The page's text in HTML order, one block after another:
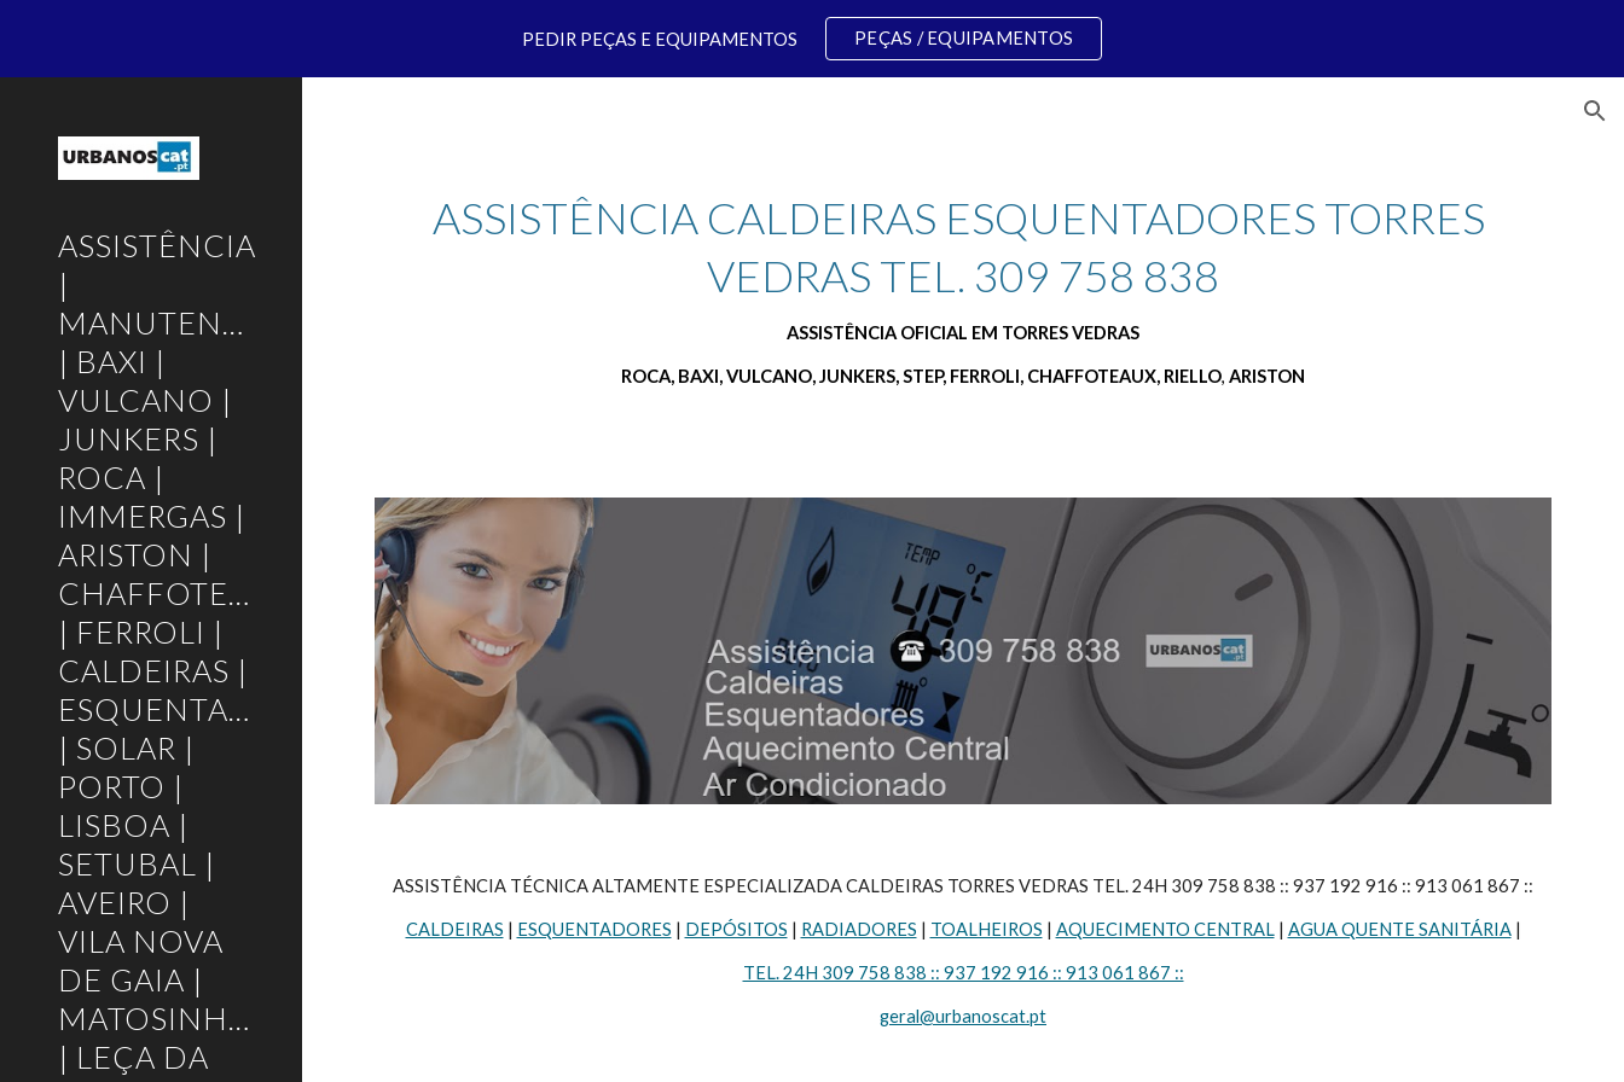
Skip to main content Skip to navigation
PEDIR PEÇAS E EQUIPAMENTOS PEÇAS / EQUIPAMENTOS
ASSISTÊNCIA
|
MANUTENÇÃO
| BAXI |
VULCANO |
JUNKERS |
ROCA |
IMMERGAS |
ARISTON |
CHAFFOTEAUX
| FERROLI |
CALDEIRAS |
ESQUENTADORES
| SOLAR |
PORTO |
LISBOA |
SETUBAL |
AVEIRO |
VILA NOVA
DE GAIA |
MATOSINHOS
| LEÇA DA
ASSISTÊNCIA CALDEIRAS ESQUENTADORES TORRES
VEDRAS TEL. 309 758 838
ASSISTÊNCIA OFICIAL EM TORRES VEDRAS
ROCA, BAXI, VULCANO, JUNKERS, STEP, FERROLI, CHAFFOTEAUX, RIELLO, ARISTON
ASSISTÊNCIA TÉCNICA ALTAMENTE ESPECIALIZADA CALDEIRAS TORRES VEDRAS TEL. 24H 309 758 838 :: 937 192 916 :: 913 061 867 ::
CALDEIRAS | ESQUENTADORES | DEPÓSITOS | RADIADORES | TOALHEIROS | AQUECIMENTO CENTRAL | AGUA QUENTE SANITÁRIA |
TEL. 24H 309 758 838 :: 937 192 916 :: 913 061 867 ::
geral@urbanoscat.pt